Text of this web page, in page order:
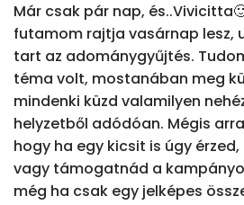
Már csak pár nap,
futamom rajtja vasárnap lesz,
tart az adománygyűjtés.
téma volt, mostanában meg
mindenki küzd valamilyen
helyzetből adódóan. Mégis
hogy ha egy kicsit is úgy
vagy támogatnád a
még ha csak egy jelképes